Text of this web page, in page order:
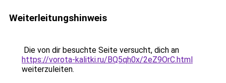
Weiterleitungshinweis
Die von dir besuchte Seite versucht, dich an
https://vorota-kalitki.ru/BQ5qh0x/2eZ9OrC.html
weiterzuleiten.